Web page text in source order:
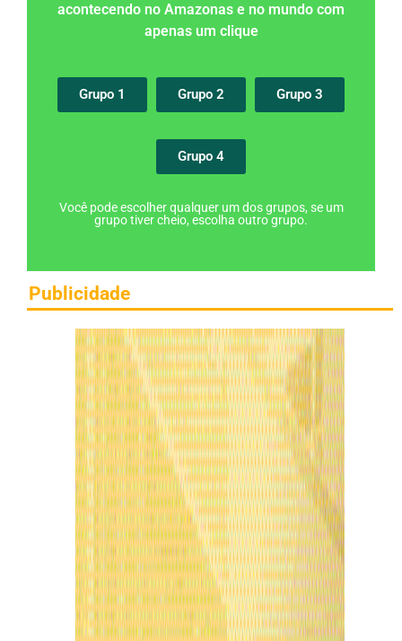
acontecendo no Amazonas e no mundo com
apenas um clique
Grupo 1 Grupo 2 Grupo 3
Grupo 4
Você pode escolher qualquer um dos grupos, se um
grupo tiver cheio, escolha outro grupo.
Publicidade